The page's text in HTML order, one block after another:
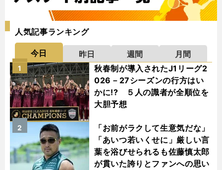
人気記事ランキング
今日 昨日 週間
月間
秋春制が導入されたJ1リーグ2
026－27シーズンの行方はい
かに!? ５人の識者が全順位を
大胆予想
1
「お前がラクして生意気だな」
「あいつ若いくせに」厳しい言
葉を浴びせられるも佐藤慎太郎
が貫いた誇りとファンへの思い
2